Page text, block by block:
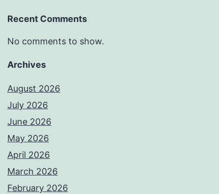
Recent Comments
No comments to show.
Archives
August 2026
July 2026
June 2026
May 2026
April 2026
March 2026
February 2026